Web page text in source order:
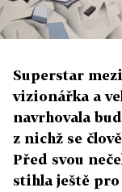
Superstar
vizionářka a
navrhovala
z nichž se
Před svou
stihla ještě